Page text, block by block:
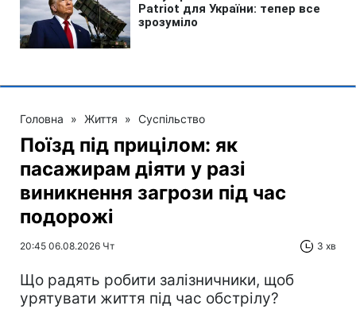
Головна » Життя » Суспільство
Поїзд під прицілом: як
пасажирам діяти у разі
виникнення загрози під час
подорожі
20:45 06.08.2026 Чт 3 хв
Що радять робити залізничники, щоб
урятувати життя під час обстрілу?